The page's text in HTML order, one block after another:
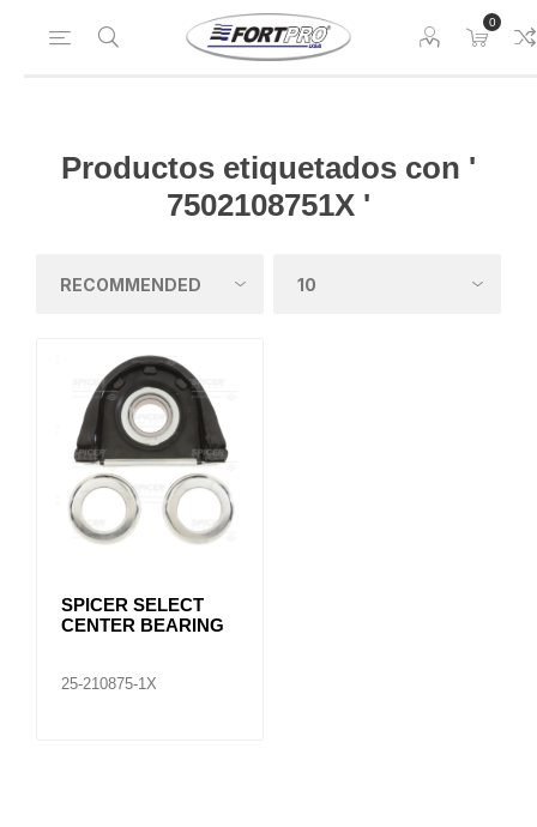
0
Productos etiquetados con '
7502108751X '
SPICER SELECT
CENTER BEARING
25-210875-1X